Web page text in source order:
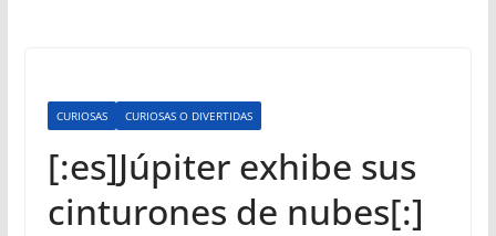
CURIOSAS CURIOSAS O DIVERTIDAS
[:es]Júpiter exhibe sus
cinturones de nubes[:]